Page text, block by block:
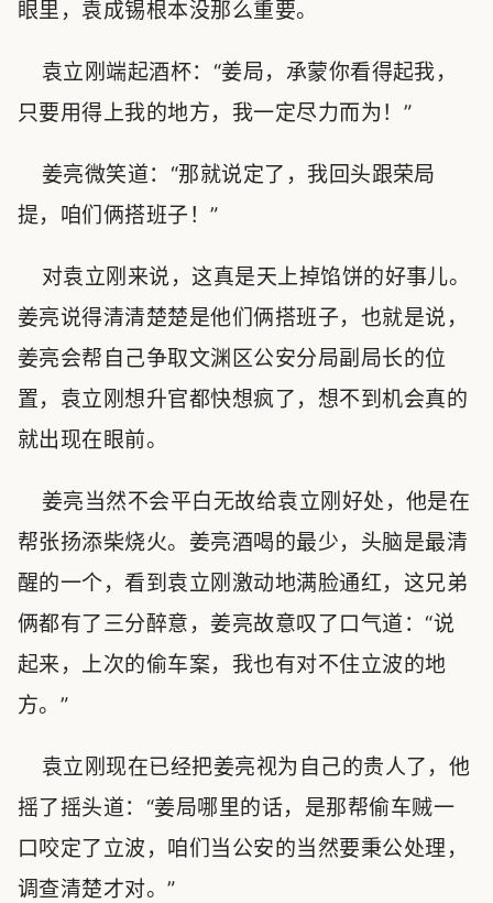
眼里，袁成锡根本没那么重要。
袁立刚端起酒杯：“姜局，承蒙你看得起我，
只要用得上我的地方，我一定尽力而为！”
姜亮微笑道：“那就说定了，我回头跟荣局
提，咱们俩搭班子！”
对袁立刚来说，这真是天上掉馅饼的好事儿。
姜亮说得清清楚楚是他们俩搭班子，也就是说，
姜亮会帮自己争取文渊区公安分局副局长的位
置，袁立刚想升官都快想疯了，想不到机会真的
就出现在眼前。
姜亮当然不会平白无故给袁立刚好处，他是在
帮张扬添柴烧火。姜亮酒喝的最少，头脑是最清
醒的一个，看到袁立刚激动地满脸通红，这兄弟
俩都有了三分醉意，姜亮故意叹了口气道：“说
起来，上次的偷车案，我也有对不住立波的地
方。”
袁立刚现在已经把姜亮视为自己的贵人了，他
摇了摇头道：“姜局哪里的话，是那帮偷车贼一
口咬定了立波，咱们当公安的当然要秉公处理，
调查清楚才对。”